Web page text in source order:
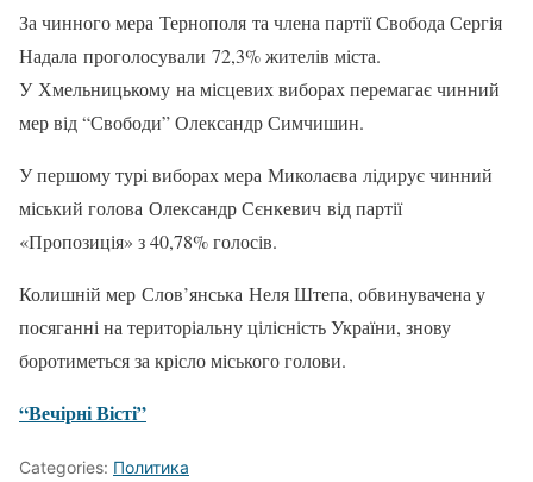
За чинного мера Тернополя та члена партії Свобода Сергія
Надала проголосували 72,3% жителів міста.
У Хмельницькому на місцевих виборах перемагає чинний
мер від “Свободи” Олександр Симчишин.
У першому турі виборах мера Миколаєва лідирує чинний
міський голова Олександр Сєнкевич від партії
«Пропозиція» з 40,78% голосів.
Колишній мер Слов’янська Неля Штепа, обвинувачена у
посяганні на територіальну цілісність України, знову
боротиметься за крісло міського голови.
“Вечірні Вісті”
Categories: Политика